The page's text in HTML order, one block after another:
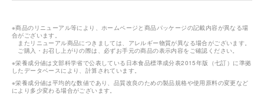
※商品のリニューアル等により、ホームページと商品パッケージの記載内容が異なる場
合がございます。
またリニューアル商品につきましては、アレルギー物質が異なる場合がございます。
ご購入・お召し上がりの際は、必ずお手元の商品の表示内容をご確認ください。
※栄養成分値は文部科学省で公表している日本食品標準成分表2015年版（七訂）に準拠
したデータベースにより、計算されています。
※栄養成分値は平均的な数値であり、品質改良のための製品規格や使用原料の変更など
により多少変わる場合がございます。